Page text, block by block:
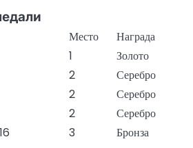
Место
Награда
1
Золото
2
Серебро
2
Серебро
2
Серебро
3 Бронза